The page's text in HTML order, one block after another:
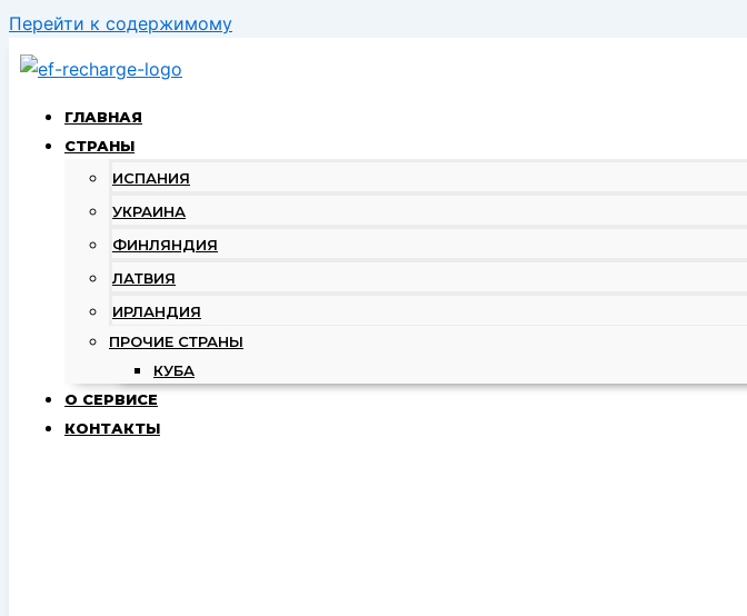
Перейти к содержимому
ГЛАВНАЯ
СТРАНЫ
ИСПАНИЯ
УКРАИНА
ФИНЛЯНДИЯ
ЛАТВИЯ
ИРЛАНДИЯ
ПРОЧИЕ СТРАНЫ
КУБА
О СЕРВИСЕ
КОНТАКТЫ